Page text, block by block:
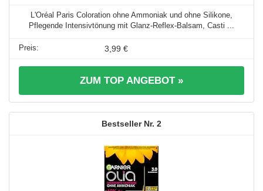
L'Oréal Paris Coloration ohne Ammoniak und ohne Silikone,
Pflegende Intensivtönung mit Glanz-Reflex-Balsam, Casti ...
3,99 €
ZUM TOP ANGEBOT »
2